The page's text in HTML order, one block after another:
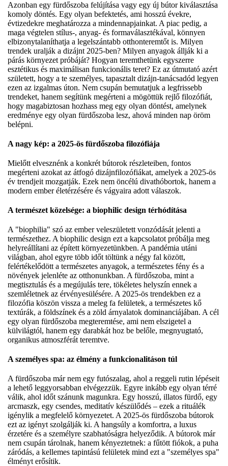
Azonban egy fürdőszoba felújítása vagy egy új bútor kiválasztása
komoly döntés. Egy olyan befektetés, ami hosszú évekre,
évtizedekre meghatározza a mindennapjainkat. A piac pedig, a
maga végtelen stílus-, anyag- és formaválasztékával, könnyen
elbizonytalaníthatja a legelszántabb otthonteremtőt is. Milyen
trendek uralják a dizájnt 2025-ben? Milyen anyagok állják ki a
párás környezet próbáját? Hogyan teremthetünk egyszerre
esztétikus és maximálisan funkcionális teret? Ez az útmutató azért
született, hogy a te személyes, tapasztalt dizájn-tanácsadód legyen
ezen az izgalmas úton. Nem csupán bemutatjuk a legfrissebb
trendeket, hanem segítünk megérteni a mögöttük rejlő filozófiát,
hogy magabiztosan hozhass meg egy olyan döntést, amelynek
eredménye egy olyan fürdőszoba lesz, ahová minden nap öröm
belépni.
A nagy kép: a 2025-ös fürdőszoba filozófiája
Mielőtt elvesznénk a konkrét bútorok részleteiben, fontos
megérteni azokat az átfogó dizájnfilozófiákat, amelyek a 2025-ös
év trendjeit mozgatják. Ezek nem öncélú divathóbortok, hanem a
modern ember életérzésére és vágyaira adott válaszok.
A természet közelsége: a biophilic design térhódítása
A "biophilia" szó az ember veleszületett vonzódását jelenti a
természethez. A biophilic design ezt a kapcsolatot próbálja meg
helyreállítani az épített környezetünkben. A pandémia utáni
világban, ahol egyre több időt töltünk a négy fal között,
felértékelődött a természetes anyagok, a természetes fény és a
növények jelenléte az otthonunkban. A fürdőszoba, mint a
megtisztulás és a megújulás tere, tökéletes helyszín ennek a
szemléletnek az érvényesülésére. A 2025-ös trendekben ez a
filozófia köszön vissza a meleg fa felületek, a természetes kő
textúrák, a földszínek és a zöld árnyalatok dominanciájában. A cél
egy olyan fürdőszoba megteremtése, ami nem elszigetel a
külvilágtól, hanem egy darabkát hoz be belőle, megnyugtató,
organikus atmoszférát teremtve.
A személyes spa: az élmény a funkcionalitáson túl
A fürdőszoba már nem egy futószalag, ahol a reggeli rutin lépéseit
a lehető leggyorsabban elvégezzük. Egyre inkább egy olyan térré
válik, ahol időt szánunk magunkra. Egy hosszú, illatos fürdő, egy
arcmaszk, egy csendes, meditatív készülődés – ezek a rituálék
igénylik a megfelelő környezetet. A 2025-ös fürdőszoba bútorok
ezt az igényt szolgálják ki. A hangsúly a komfortra, a luxus
érzetére és a személyre szabhatóságra helyeződik. A bútorok már
nem csupán tárolnak, hanem kényeztetnek: a fűtött fiókok, a puha
záródás, a kellemes tapintású felületek mind ezt a "személyes spa"
élményt erősítik.